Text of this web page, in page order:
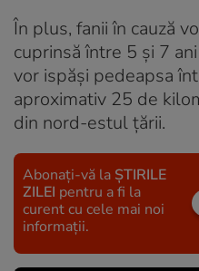
În plus, fanii în cauză
cuprinsă între 5 și 7
vor ispăși pedeapsa
aproximativ 25 de
din nord-estul țării.
Abonați-vă la ȘTIRILE
ZILEI pentru a fi la
curent cu cele mai noi
informații.